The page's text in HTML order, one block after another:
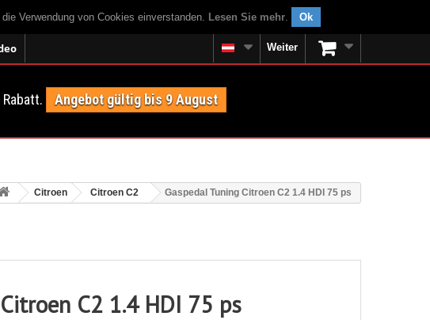
Verwendung von Cookies einverstanden. Lesen Sie mehr. Ok
Weiter
Angebot gültig bis 9 August
Citroen Citroen C2 Gaspedal Tuning Citroen C2 1.4 HDI 75 ps
C2 1.4 HDI 75 ps